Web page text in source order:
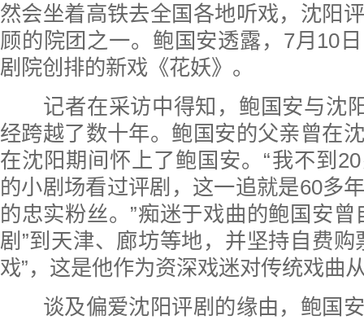
然会坐着高铁去全国各地听戏，沈阳
顾的院团之一。鲍国安透露，7月10
剧院创排的新戏《花妖》。
记者在采访中得知，鲍国安与沈阳
经跨越了数十年。鲍国安的父亲曾在
在沈阳期间怀上了鲍国安。“我不到
的小剧场看过评剧，这一追就是60多
的忠实粉丝。”痴迷于戏曲的鲍国安曾
剧”到天津、廊坊等地，并坚持自费购
戏”，这是他作为资深戏迷对传统戏曲
谈及偏爱沈阳评剧的缘由，鲍国安